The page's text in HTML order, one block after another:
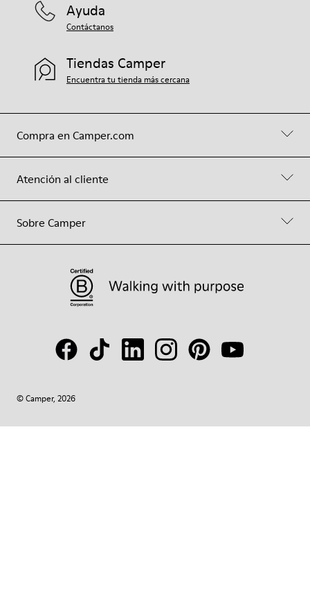
Compra en Camper.com
Atención al cliente
Sobre Camper
Ayuda
Contáctanos
Tiendas Camper
Encuentra tu tienda más cercana
© Camper, 2026